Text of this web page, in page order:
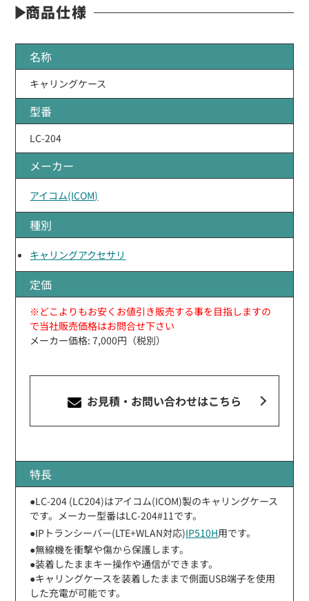
商品仕様
名称
キャリングケース
型番
LC-204
メーカー
アイコム(ICOM)
種別
キャリングアクセサリ
定価
※どこよりもお安くお値引き販売する事を目指しますの
で当社販売価格はお問合せ下さい
メーカー価格: 7,000円（税別）
お見積・お問い合わせはこちら
特長
●LC-204 (LC204)はアイコム(ICOM)製のキャリングケース
です。メーカー型番はLC-204#11です。
●IPトランシーバー(LTE+WLAN対応)IP510H用です。
●無線機を衝撃や傷から保護します。
●装着したままキー操作や通信ができます。
●キャリングケースを装着したままで側面USB端子を使用
した充電が可能です。